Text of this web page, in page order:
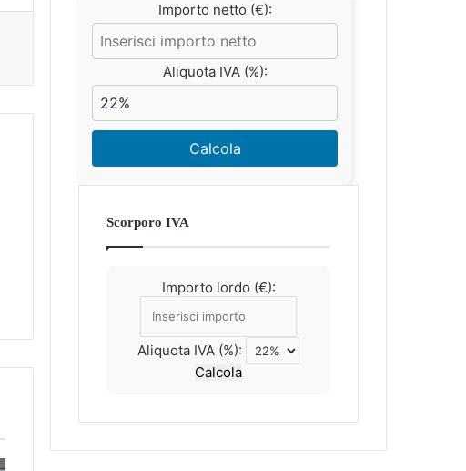
Importo netto (€):
Aliquota IVA (%):
Calcola
Scorporo IVA
Importo lordo (€):
Aliquota IVA (%):
Calcola